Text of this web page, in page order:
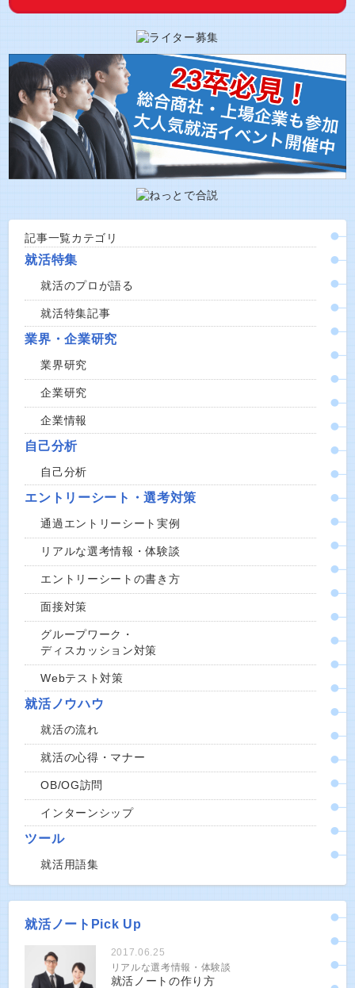
記事一覧カテゴリ
就活特集
就活のプロが語る
就活特集記事
業界・企業研究
業界研究
企業研究
企業情報
自己分析
自己分析
エントリーシート・選考対策
通過エントリーシート実例
リアルな選考情報・体験談
エントリーシートの書き方
面接対策
グループワーク・
ディスカッション対策
Webテスト対策
就活ノウハウ
就活の流れ
就活の心得・マナー
OB/OG訪問
インターンシップ
ツール
就活用語集
就活ノートPick Up
2017.06.25
リアルな選考情報・体験談
就活ノートの作り方